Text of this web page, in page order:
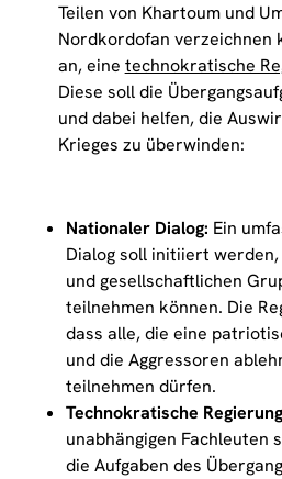
Teilen von Khartoum und
Nordkordofan verzeichnen
an, eine technokratische
Diese soll die
und dabei helfen, die
Krieges zu überwinden:
Nationaler Dialog: Ein
Dialog soll initiiert
und gesellschaftlichen
teilnehmen können. Die
dass alle, die eine
und die Aggressoren
teilnehmen dürfen.
Technokratische
unabhängigen Fachleuten
die Aufgaben des